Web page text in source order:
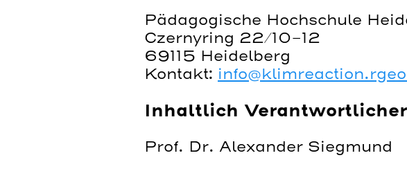
Pädagogische Hochschule
Czernyring 22/10-12
69115 Heidelberg
Kontakt:
Inhaltlich
Prof. Dr. Alexander Siegmund